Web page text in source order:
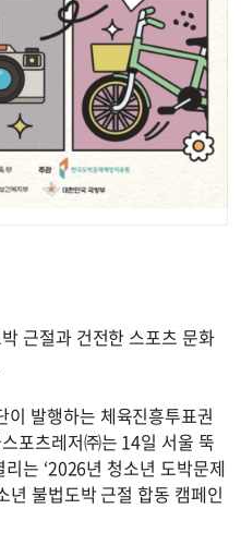
근절과 건전한 스포츠 문화
발행하는 체육진흥투표권
포츠레저㈜는 14일 서울 뚝
는 ‘2026년 청소년 도박문제
년 불법도박 근절 합동 캠페인